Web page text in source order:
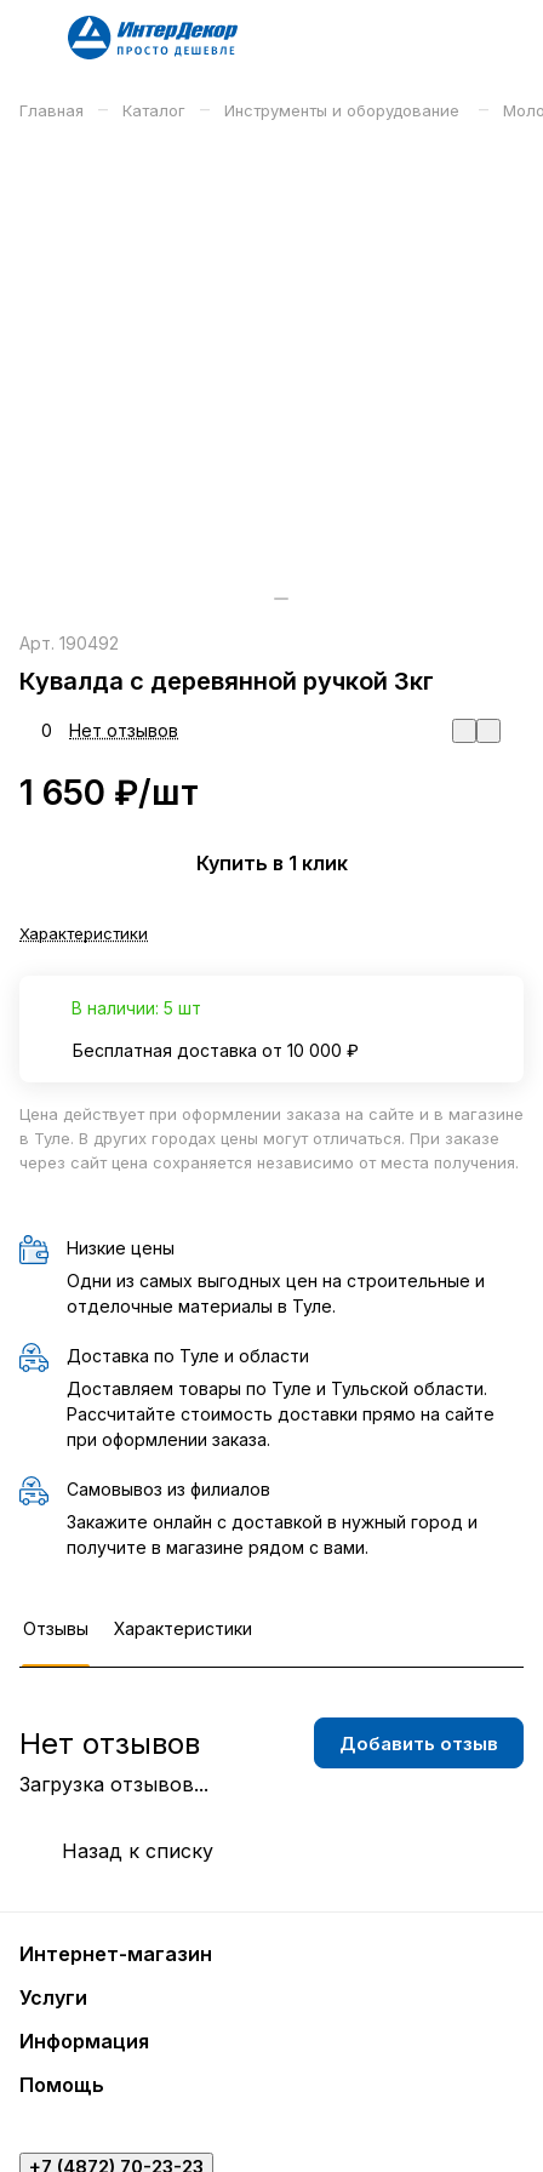
Главная – Каталог – Инструменты и оборудование –
Арт. 190492
Кувалда с деревянной ручкой 3кг
0 Нет отзывов
1 650 ₽/шт
Купить в 1 клик
Характеристики
В наличии: 5 шт
Бесплатная доставка от 10 000 ₽
Цена действует при оформлении заказа на сайте и в магазине
в Туле. В других городах цены могут отличаться. При заказе
через сайт цена сохраняется независимо от места получения.
Низкие цены
Одни из самых выгодных цен на строительные и
отделочные материалы в Туле.
Доставка по Туле и области
Доставляем товары по Туле и Тульской области.
Рассчитайте стоимость доставки прямо на сайте
при оформлении заказа.
Самовывоз из филиалов
Закажите онлайн с доставкой в нужный город и
получите в магазине рядом с вами.
Отзывы Характеристики
Загрузка отзывов...
Нет отзывов Добавить отзыв
Назад к списку
Интернет-магазин
Услуги
Информация
Помощь
+7 (4872) 70-23-23